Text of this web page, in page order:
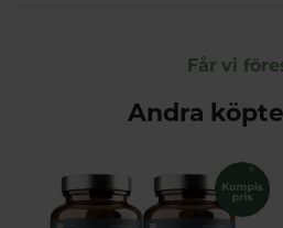
Får vi
Andra